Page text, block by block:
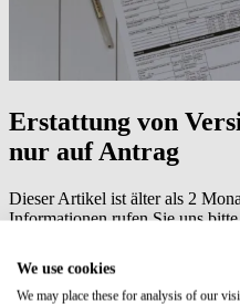
Erstattung von
nur auf Antrag
Dieser Artikel ist älter als 2
Informationen rufen Sie uns
Erstattung
Versorgungsbezüge
We use cookies
We may place these for analysis of our